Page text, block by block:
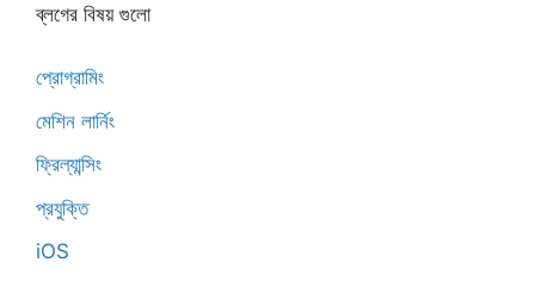
ব্লগের বিষয় গুলো
প্রোগ্রামিং
মেশিন লার্নিং
ফ্রিল্যান্সিং
প্রযুক্তি
iOS